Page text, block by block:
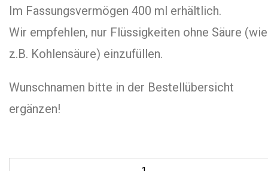
Im Fassungsvermögen 400 ml erhältlich.
Wir empfehlen, nur Flüssigkeiten ohne Säure (wie
z.B. Kohlensäure) einzufüllen.
Wunschnamen bitte in der Bestellübersicht
ergänzen!